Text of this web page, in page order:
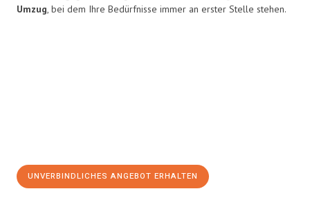
Umzug, bei dem Ihre Bedürfnisse immer an erster Stelle stehen.
UNVERBINDLICHES ANGEBOT ERHALTEN